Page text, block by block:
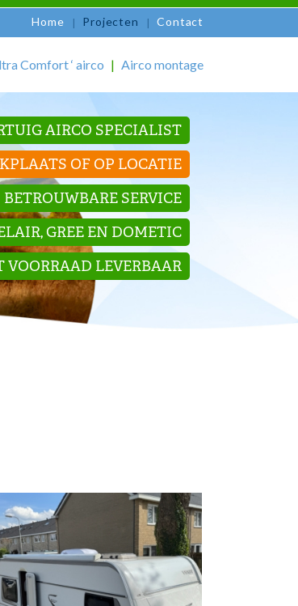
Home Projecten Contact
Comfort ‘ airco Airco montage
AIRCO SPECIALIST
OF OP LOCATIE
BETROUWBARE SERVICE
GREE EN DOMETIC
LEVERBAAR